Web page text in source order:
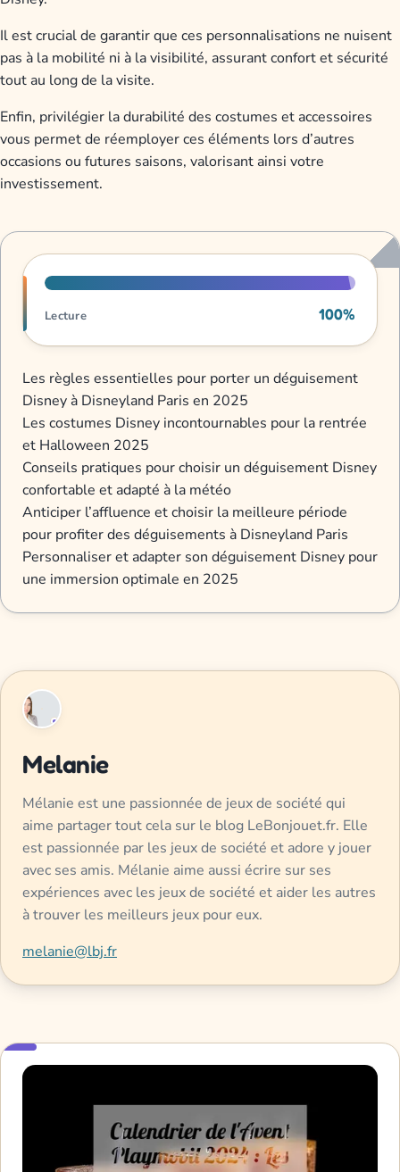
Il est crucial de garantir que ces personnalisations ne nuisent
pas à la mobilité ni à la visibilité, assurant confort et sécurité
tout au long de la visite.
Enfin, privilégier la durabilité des costumes et accessoires
vous permet de réemployer ces éléments lors d’autres
occasions ou futures saisons, valorisant ainsi votre
investissement.
Progression de lecture
Lecture 100%
Les règles essentielles pour porter un déguisement
Disney à Disneyland Paris en 2025
Les costumes Disney incontournables pour la rentrée
et Halloween 2025
Conseils pratiques pour choisir un déguisement Disney
confortable et adapté à la météo
Anticiper l’affluence et choisir la meilleure période
pour profiter des déguisements à Disneyland Paris
Personnaliser et adapter son déguisement Disney pour
une immersion optimale en 2025
Melanie
Mélanie est une passionnée de jeux de société qui
aime partager tout cela sur le blog LeBonjouet.fr. Elle
est passionnée par les jeux de société et adore y jouer
avec ses amis. Mélanie aime aussi écrire sur ses
expériences avec les jeux de société et aider les autres
à trouver les meilleurs jeux pour eux.
melanie@lbj.fr